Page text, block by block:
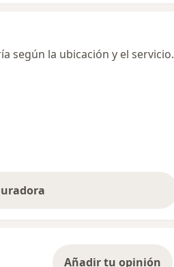
según la ubicación y el servicio.
Añadir tu opinión